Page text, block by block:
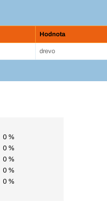
Hodnota
drevo
0 %
0 %
0 %
0 %
0 %